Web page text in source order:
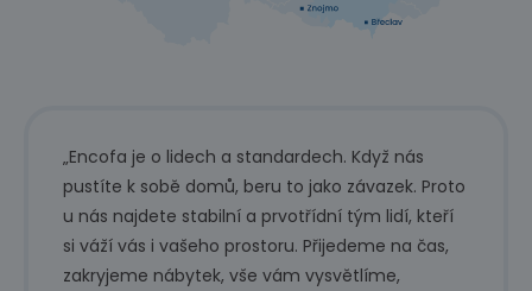
„Encofa je o lidech a standardech. Když nás
pustíte k sobě domů, beru to jako závazek. Proto
u nás najdete stabilní a prvotřídní tým lidí, kteří
si váží vás i vašeho prostoru. Přijedeme na čas,
zakryjeme nábytek, vše vám vysvětlíme,